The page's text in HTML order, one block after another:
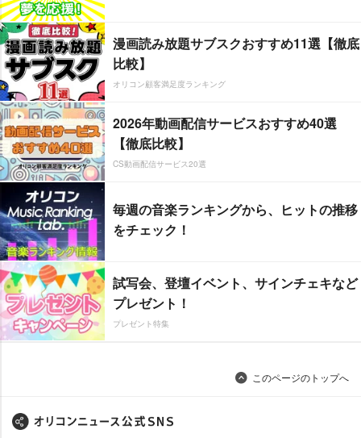
漫画読み放題サブスクおすすめ11選【徹底
比較】
オリコン顧客満足度ランキング
2026年動画配信サービスおすすめ40選
【徹底比較】
CS動画配信サービス20選
毎週の音楽ランキングから、ヒットの推移
をチェック！
試写会、登壇イベント、サインチェキなど
プレゼント！
プレゼント特集
このページのトップへ